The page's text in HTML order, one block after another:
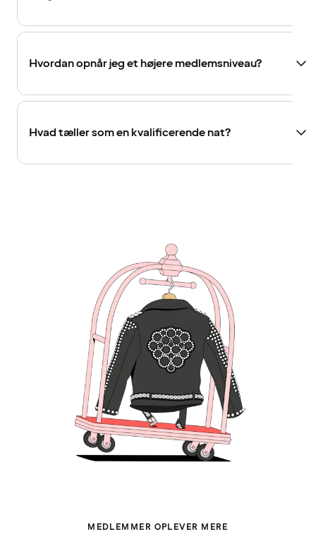
Hvordan opnår jeg et højere medlemsniveau?
Hvad tæller som en kvalificerende nat?
MEDLEMMER OPLEVER MERE